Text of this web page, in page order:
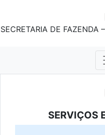
SECRETARIA DE FAZENDA
SERVIÇOS